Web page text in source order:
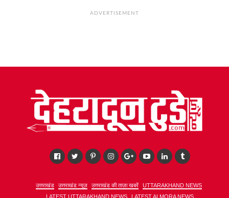
ADVERTISEMENT
उत्तराखंड उत्तराखंड न्यूज़ उत्तराखंड की ताज़ा खबरें
UTTARAKHAND NEWS
LATEST UTTARAKHAND NEWS
LATEST ALMORA NEWS